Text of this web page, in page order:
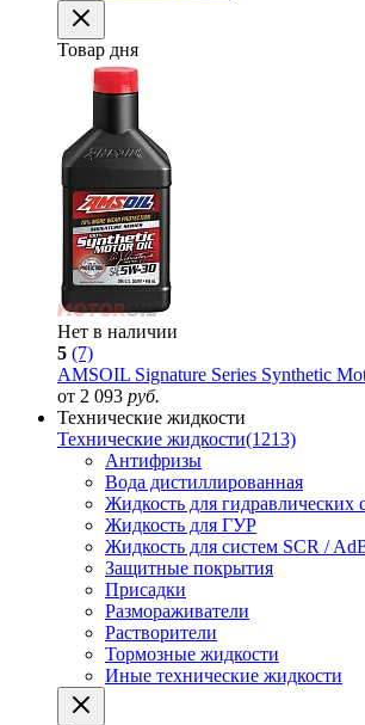
Товар дня
Нет в наличии
5 (7)
AMSOIL Signature Series Synthetic
от 2 093 руб.
Технические жидкости
Технические жидкости(1213)
Антифризы
Вода дистиллированная
Жидкость для гидравлических
Жидкость для ГУР
Жидкость для систем SCR /
Защитные покрытия
Присадки
Размораживатели
Растворители
Тормозные жидкости
Иные технические жидкости